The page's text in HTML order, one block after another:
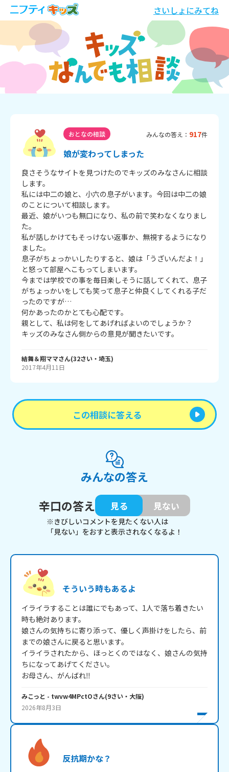
さいしょにみてね
おとなの相談 みんなの答え： 917件
娘が変わってしまった
良さそうなサイトを見つけたのでキッズのみなさんに相談
します。
私には中二の娘と、小六の息子がいます。今回は中二の娘
のことについて相談します。
最近、娘がいつも無口になり、私の前で笑わなくなりまし
た。
私が話しかけてもそっけない返事か、無視するようになり
ました。
息子がちょっかいしたりすると、娘は「うざいんだよ！」
と怒って部屋へこもってしまいます。
今までは学校での事を毎日楽しそうに話してくれて、息子
がちょっかいをしても笑って息子と仲良くしてくれる子だ
ったのですが…
何かあったのかとても心配です。
親として、私は何をしてあげればよいのでしょうか？
キッズのみなさん側からの意見が聞きたいです。
結舞＆翔ママさん(32さい・ 埼玉)
2017年4月11日
この相談に答える
みんなの答え
辛口の答え
見る 見ない
※きびしいコメントを見たくない人は
「見ない」をおすと表示されなくなるよ！
そういう時もあるよ
イライラすることは誰にでもあって、1人で落ち着きたい
時も絶対あります。
娘さんの気持ちに寄り添って、優しく声掛けをしたら、前
までの娘さんに戻ると思います。
イライラされたから、ほっとくのではなく、娘さんの気持
ちになってあげてください。
お母さん、がんばれ‼️
みこっと - twvw4MPctOさん(9さい・ 大阪)
2026年8月3日
反抗期かな？